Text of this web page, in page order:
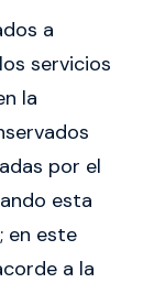
a
servicios
la
por el
esta
en este
a la